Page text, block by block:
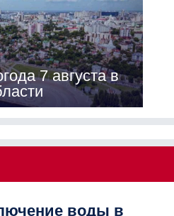
7 августа в
воды в